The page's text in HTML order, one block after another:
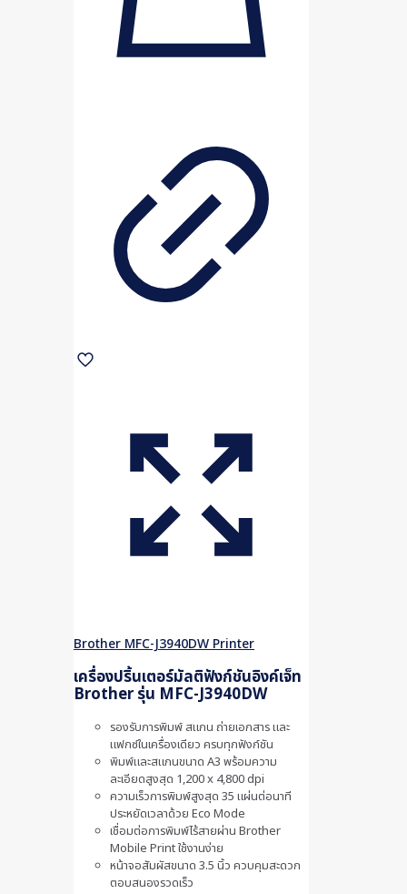
Brother MFC-J3940DW Printer
เครื่องปริ้นเตอร์มัลติฟังก์ชันอิงค์เจ็ท
Brother รุ่น MFC-J3940DW
รองรับการพิมพ์ สแกน ถ่ายเอกสาร และ
แฟกซ์ในเครื่องเดียว ครบทุกฟังก์ชัน
พิมพ์และสแกนขนาด A3 พร้อมความ
ละเอียดสูงสุด 1,200 x 4,800 dpi
ความเร็วการพิมพ์สูงสุด 35 แผ่นต่อนาที
ประหยัดเวลาด้วย Eco Mode
เชื่อมต่อการพิมพ์ไร้สายผ่าน Brother
Mobile Print ใช้งานง่าย
หน้าจอสัมผัสขนาด 3.5 นิ้ว ควบคุมสะดวก
ตอบสนองรวดเร็ว